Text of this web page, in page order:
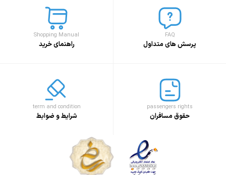
FAQ
پرسش های متداول
Shopping Manual
راهنمای خرید
passengers rights
حقوق مسافران
term and condition
شرایط و ضوابط